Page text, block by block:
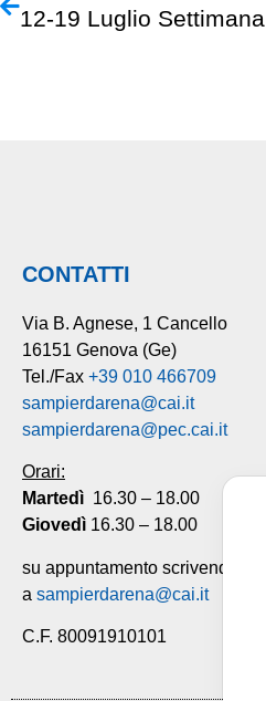
CONTATTI
Via B. Agnese, 1 Cancello
16151 Genova (Ge)
Tel./Fax +39 010 466709
sampierdarena@cai.it
sampierdarena@pec.cai.it
Orari:
Martedì 16.30 – 18.00
Giovedì 16.30 – 18.00
su appuntamento scrivendo
a sampierdarena@cai.it
C.F. 80091910101